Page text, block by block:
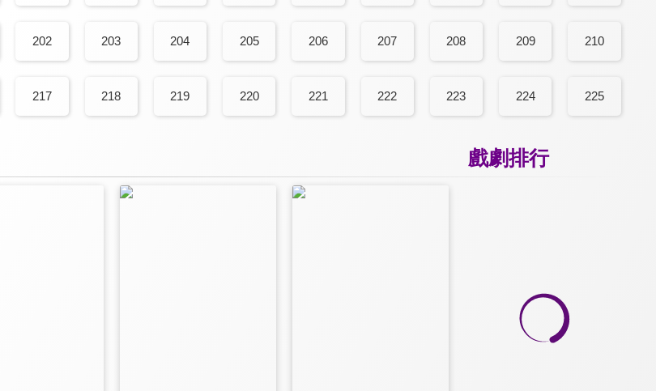
202 203 204 205 206 207 208 209 210
217 218 219 220 221 222 223 224 225
戲劇排行